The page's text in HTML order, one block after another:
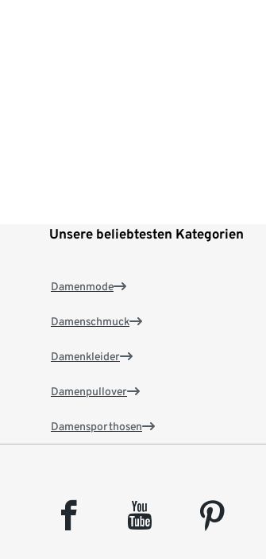
Unsere beliebtesten Kategorien
Damenmode
Damenschmuck
Damenkleider
Damenpullover
Damensporthosen
facebook youtube pinterest